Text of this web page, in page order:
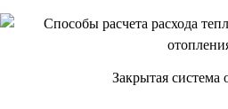
Закрытая система